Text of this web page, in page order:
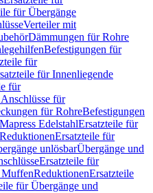
für Übergänge
Verteiler mit
Dämmungen für Rohre
Befestigungen für
für
für Innenliegende
für
für
für RohreBefestigungen
EdelstahlErsatzteile für
ReduktionenErsatzteile für
unlösbarÜbergänge und
Ersatzteile für
MuffenReduktionenErsatzteile
für Übergänge und